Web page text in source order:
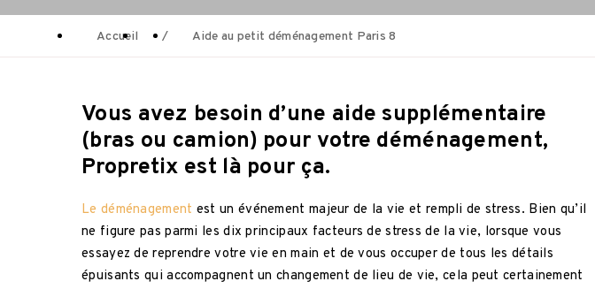
Accueil / Aide au petit déménagement Paris 8
Vous avez besoin d’une aide supplémentaire
(bras ou camion) pour votre déménagement,
Propretix est là pour ça.
Le déménagement est un événement majeur de la vie et rempli de stress. Bien qu’il
ne figure pas parmi les dix principaux facteurs de stress de la vie, lorsque vous
essayez de reprendre votre vie en main et de vous occuper de tous les détails
épuisants qui accompagnent un changement de lieu de vie, cela peut certainement